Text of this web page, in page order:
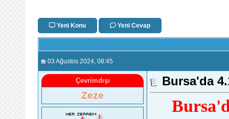
Yeni Konu Yeni Cevap
03 Ağustos 2024 , 08:45
Çevrimdışı
Zeze
Bursa'da